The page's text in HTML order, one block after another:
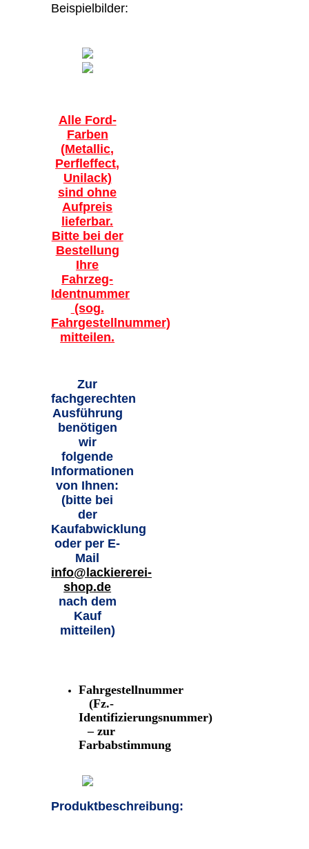
Beispielbilder:
Alle Ford-
Farben
(Metallic,
Perfleffect,
Unilack)
sind ohne
Aufpreis
lieferbar.
Bitte bei der
Bestellung
Ihre
Fahrzeg-
Identnummer
(sog.
Fahrgestellnummer)
mitteilen.
Zur
fachgerechten
Ausführung
benötigen
wir
folgende
Informationen
von Ihnen:
(bitte bei
der
Kaufabwicklung
oder per E-
Mail
info@lackiererei-
shop.de
nach dem
Kauf
mitteilen)
Fahrgestellnummer
(Fz.-
Identifizierungsnummer)
– zur
Farbabstimmung
Produktbeschreibung: